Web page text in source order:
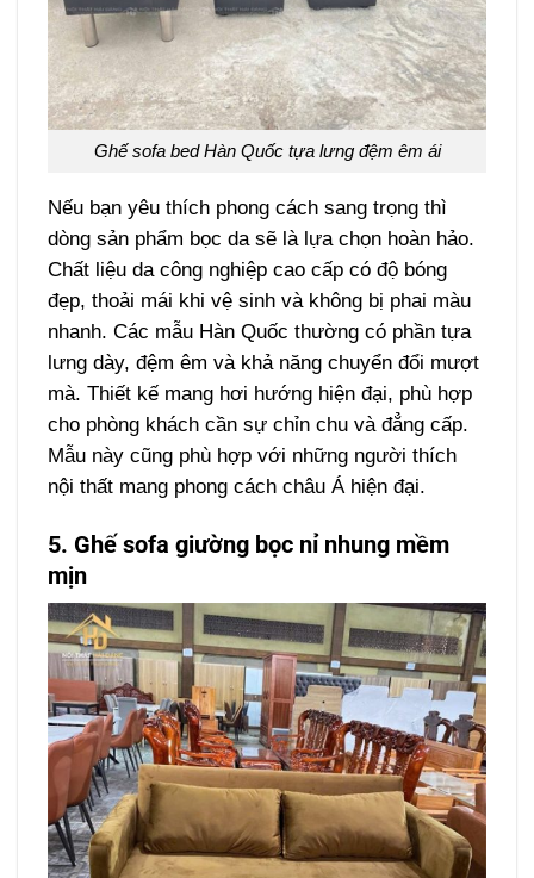
Ghế sofa bed Hàn Quốc tựa lưng đệm êm ái
Nếu bạn yêu thích phong cách sang trọng thì
dòng sản phẩm bọc da sẽ là lựa chọn hoàn hảo.
Chất liệu da công nghiệp cao cấp có độ bóng
đẹp, thoải mái khi vệ sinh và không bị phai màu
nhanh. Các mẫu Hàn Quốc thường có phần tựa
lưng dày, đệm êm và khả năng chuyển đổi mượt
mà. Thiết kế mang hơi hướng hiện đại, phù hợp
cho phòng khách cần sự chỉn chu và đẳng cấp.
Mẫu này cũng phù hợp với những người thích
nội thất mang phong cách châu Á hiện đại.
5. Ghế sofa giường bọc nỉ nhung mềm
mịn